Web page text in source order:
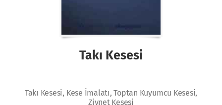
Takı Kesesi
Takı Kesesi, Kese İmalatı, Toptan Kuyumcu Kesesi,
Ziynet Kesesi